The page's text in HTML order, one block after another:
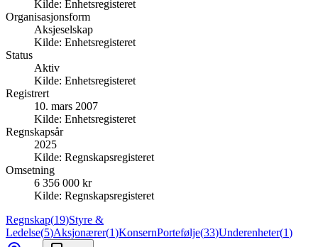
Kilde: Enhetsregisteret
Organisasjonsform
Aksjeselskap
Kilde: Enhetsregisteret
Status
Aktiv
Kilde: Enhetsregisteret
Registrert
10. mars 2007
Kilde: Enhetsregisteret
Regnskapsår
2025
Kilde: Regnskapsregisteret
Omsetning
6 356 000 kr
Kilde: Regnskapsregisteret
Regnskap(19)Styre &
Ledelse(5)Aksjonærer(1)KonsernPortefølje(33)Underenheter(1)